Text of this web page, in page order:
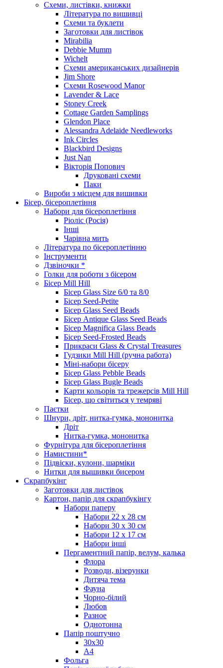
Схеми, листівки, книжки
Література по вишивці
Схеми та буклети
Заготовки для листівок
Mirabilia
Debbie Mumm
Wichelt
Схеми американських дизайнерів
Jim Shore
Cхеми Rosewood Manor
Lavender & Lace
Stoney Creek
Cottage Garden Samplings
Glendon Place
Alessandra Adelaide Needleworks
Ink Circles
Blackbird Designs
Just Nan
Вікторія Попович
Друковані схеми
Паки
Вироби з місцем для вишивки
Бісер, бісероплетіння
Набори для бісероплетіння
Ріоліс (Росія)
Інші
Чарівна мить
Література по бісероплетінню
Інструменти
Дзвіночки *
Голки для роботи з бісером
Бісер Mill Hill
Бісер Glass Size 6/0 та 8/0
Бісер Seed-Petite
Бісер Glass Seed Beads
Бісер Antique Glass Seed Beads
Бісер Magnifica Glass Beads
Бісер Seed-Frosted Beads
Прикраси Glass & Crystal Treasures
Гудзики Mill Hill (ручна работа)
Міні-набори бісеру
Бісер Glass Pebble Beads
Бісер Glass Bugle Beads
Карти кольорів та трежерсів Mill Hill
Бісер, що світиться у темряві
Паєтки
Шнури, дріт, нитка-гумка, мононитка
Дріт
Нитка-гумка, мононитка
Фурнітура для бісероплетіння
Намистини*
Підвіски, кулони, шарміки
Нитки для вышивки бисером
Скрапбукінг
Заготовки для листівок
Картон, папір для скрапбукінгу
Набори паперу
Набори 22 х 28 см
Набори 30 х 30 см
Набори 12 х 17 см
Набори інші
Пергаментний папір, велум, калька
Флора
Розводи, візерунки
Дитяча тема
Фауна
Чорно-білий
Любов
Разное
Однотонна
Папір поштучно
30х30
А4
Фольга